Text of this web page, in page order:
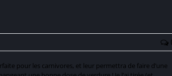
pour les carnivores, et leur permettra de faire d’une